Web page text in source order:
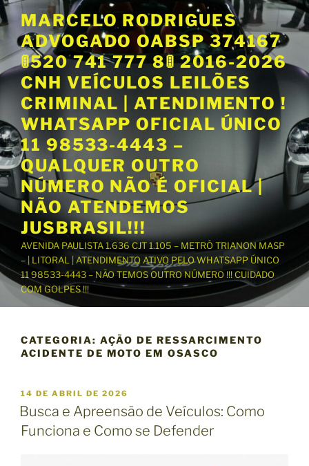
P
u
a
r
r
a
o
c
o
n
t
ú
d
MARCELO RODRIGUES
ADVOGADO OABSP 374167
🚦520 741 777 8🚦 2016-2026
CNH VEÍCULOS LEILÕES
CRIMINAL | ATENDIMENTO !
WHATSAPP OFICIAL ÚNICO
11 98533-4443 –
QUALQUER OUTRO
NÚMERO NÃO É OFICIAL |
NÃO ATENDEMOS
JUSBRASIL!!!
AVENIDA PAULISTA 1.636 CJT 1.105 – METRÔ TRIANON MASP
– | LITORAL | ATENDIMENTO ATIVO PELO WHATSAPP ÚNICO
11 98533-4443 – NÃO TEMOS OUTRO NÚMERO !!! CUIDADO
COM GOLPES !!!
CATEGORIA: AÇÃO DE RESSARCIMENTO
ACIDENTE DE MOTO EM OSASCO
P
U
B
L
14 DE ABRIL DE 2026
Busca e Apreensão de Veículos: Como
Funciona e Como se Defender